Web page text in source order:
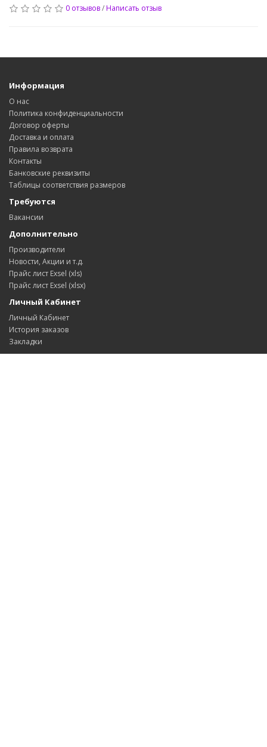
0 отзывов/Написать отзыв
Информация
О нас
Политика конфиденциальности
Договор оферты
Доставка и оплата
Правила возврата
Контакты
Банковские реквизиты
Таблицы соответствия размеров
Требуются
Вакансии
Дополнительно
Производители
Новости, Акции и т.д.
Прайс лист Exsel (xls)
Прайс лист Exsel (xlsx)
Личный Кабинет
Личный Кабинет
История заказов
Закладки